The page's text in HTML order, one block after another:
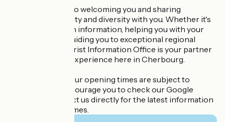
We look forward to welcoming you and sharing
Cherbourg's beauty and diversity with you. Whether it's
providing you with information, helping you with your
reservations or guiding you to exceptional regional
products, the Tourist Information Office is your partner
for a memorable experience here in Cherbourg.
Please note that our opening times are subject to
change, so we encourage you to check our Google
account or contact us directly for the latest information
on our opening times.